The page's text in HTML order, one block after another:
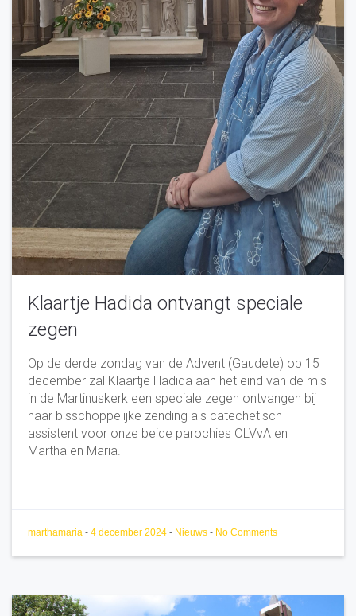
Klaartje Hadida ontvangt speciale
zegen
Op de derde zondag van de Advent (Gaudete) op 15
december zal Klaartje Hadida aan het eind van de mis
in de Martinuskerk een speciale zegen ontvangen bij
haar bisschoppelijke zending als catechetisch
assistent voor onze beide parochies OLVvA en
Martha en Maria.
marthamaria - 4 december 2024 - Nieuws - No Comments